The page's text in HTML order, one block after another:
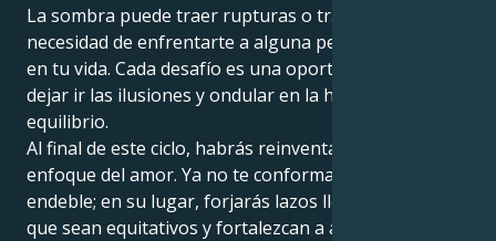
La sombra puede traer rupturas o traiciones o la
necesidad de enfrentarte a alguna persona profunda
en tu vida. Cada desafío es una oportunidad para
dejar ir las ilusiones y ondular en la honestidad, el
equilibrio.
Al final de este ciclo, habrás reinventado todo tu
enfoque del amor. Ya no te conformarás con una paz
endeble; en su lugar, forjarás lazos llenos de alma
que sean equitativos y fortalezcan a ambas partes.